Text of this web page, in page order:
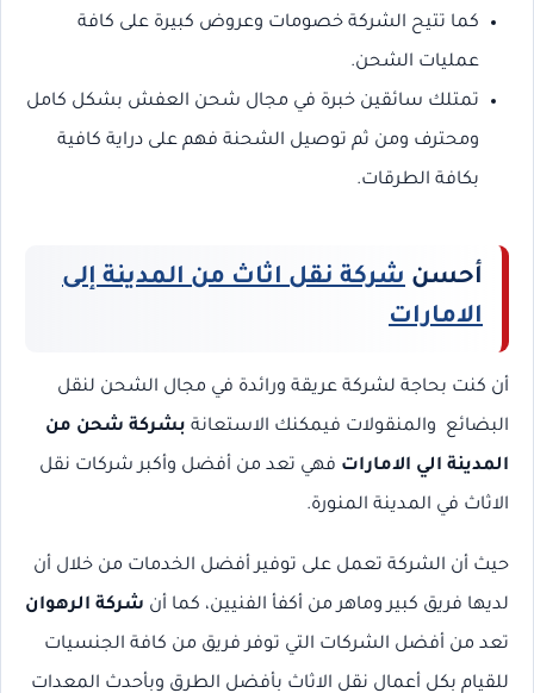
كما تتيح الشركة خصومات وعروض كبيرة على كافة
عمليات الشحن.
تمتلك سائقين خبرة في مجال شحن العفش بشكل كامل
ومحترف ومن ثم توصيل الشحنة فهم على دراية كافية
بكافة الطرقات.
أحسن شركة نقل اثاث من المدينة إلى
الامارات
أن كنت بحاجة لشركة عريقة ورائدة في مجال الشحن لنقل
البضائع والمنقولات فيمكنك الاستعانة بشركة شحن من
المدينة الي الامارات فهي تعد من أفضل وأكبر شركات نقل
الاثاث في المدينة المنورة.
حيث أن الشركة تعمل على توفير أفضل الخدمات من خلال أن
لديها فريق كبير وماهر من أكفأ الفنيين، كما أن شركة الرهوان
تعد من أفضل الشركات التي توفر فريق من كافة الجنسيات
للقيام بكل أعمال نقل الاثاث بأفضل الطرق وبأحدث المعدات